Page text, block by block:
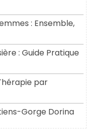
: Ensemble,
: Guide Pratique
par
Gorge Dorina